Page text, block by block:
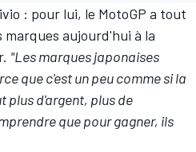
: pour lui, le MotoGP a tout
aujourd'hui à la
"Les marques japonaises
que c'est un peu comme si la
plus d'argent, plus de
que pour gagner, ils